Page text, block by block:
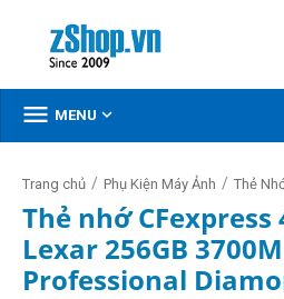
 MENU 
Trang chủ / Phụ Kiện Máy Ảnh / Thẻ
Thẻ nhớ CFexpress
Lexar 256GB
Professional